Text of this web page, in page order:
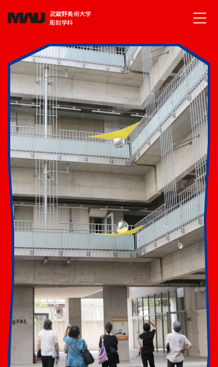
武蔵野美術大学
彫刻学科